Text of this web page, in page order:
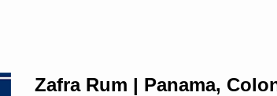
Zafra Rum | Panama,